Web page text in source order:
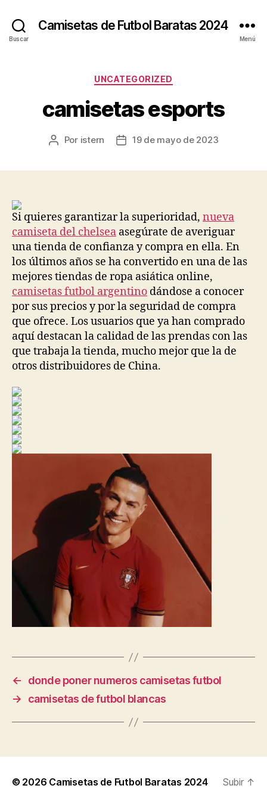
Buscar
Camisetas de Futbol Baratas 2024
Menú
Categorías
UNCATEGORIZED
camisetas esports
Autor
Por istern
Fecha19 de mayo de 2023
Si quieres garantizar la superioridad, nueva
camiseta del chelsea asegúrate de averiguar
una tienda de confianza y compra en ella. En
los últimos años se ha convertido en una de las
mejores tiendas de ropa asiática online,
camisetas futbol argentino dándose a conocer
por sus precios y por la seguridad de compra
que ofrece. Los usuarios que ya han comprado
aquí destacan la calidad de las prendas con las
que trabaja la tienda, mucho mejor que la de
otros distribuidores de China.
←
donde poner numeros camisetas futbol
→
camisetas de futbol blancas
© 2026 Camisetas de Futbol Baratas 2024 Subir ↑